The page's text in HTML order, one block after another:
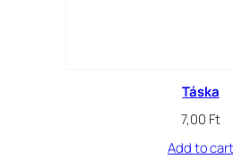
Táska
7,00 Ft
Add to cart